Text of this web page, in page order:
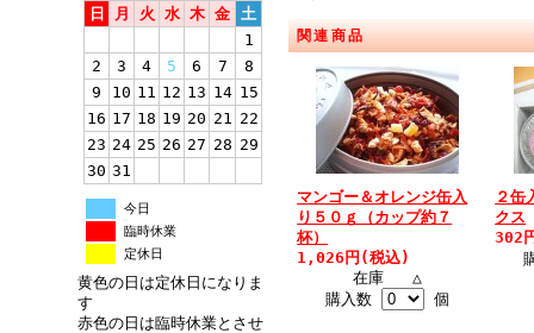
日
月 火 水 木 金 土
1
2
3 4 5 6 7
8
9
10 11 12 13 14 15
16 17 18 19 20 21 22
23 24 25 26 27 28 29
30 31
今日
臨時休業
定休日
黄色の日は定休日になりま
す
赤色の日は臨時休業とさせ
関連商品
マンゴー＆オレンジ缶入
り５０ｇ（カップ約７
杯）
1,026円(税込)
在庫 △
購入数
個
２缶
クス
302